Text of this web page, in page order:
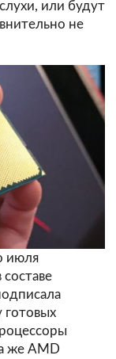
или будут
не
июля
готовых
же AMD